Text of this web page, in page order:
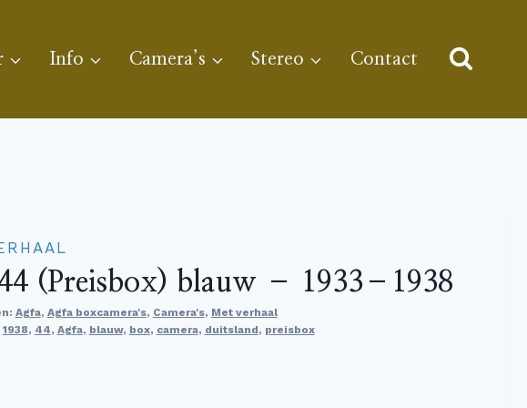
Info Camera’s Stereo Contact
(Preisbox) blauw – 1933–1938
Agfa, Agfa boxcamera's, Camera's, Met verhaal
1938, 44, Agfa, blauw, box, camera, duitsland, preisbox